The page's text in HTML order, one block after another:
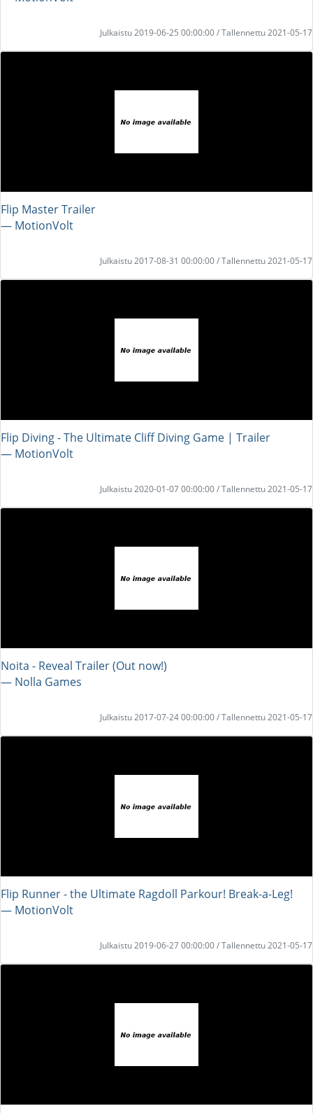
Julkaistu 2019-06-25 00:00:00 / Tallennettu 2021-05-17
Flip Master Trailer
― MotionVolt
Julkaistu 2017-08-31 00:00:00 / Tallennettu 2021-05-17
Flip Diving - The Ultimate Cliff Diving Game | Trailer
― MotionVolt
Julkaistu 2020-01-07 00:00:00 / Tallennettu 2021-05-17
Noita - Reveal Trailer (Out now!)
― Nolla Games
Julkaistu 2017-07-24 00:00:00 / Tallennettu 2021-05-17
Flip Runner - the Ultimate Ragdoll Parkour! Break-a-Leg!
― MotionVolt
Julkaistu 2019-06-27 00:00:00 / Tallennettu 2021-05-17